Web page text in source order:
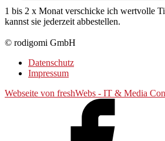
1 bis 2 x Monat verschicke ich wertvolle
kannst sie jederzeit abbestellen.
© rodigomi GmbH
Datenschutz
Impressum
Webseite von freshWebs - IT & Media